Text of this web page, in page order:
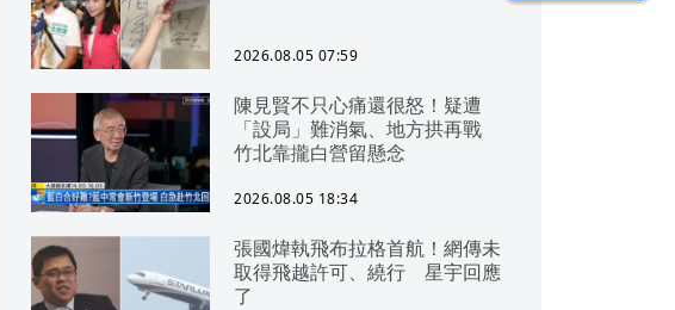
2026.08.05 07:59
陳見賢不只心痛還很怒！疑遭
「設局」難消氣、地方拱再戰
竹北靠攏白營留懸念
2026.08.05 18:34
張國煒執飛布拉格首航！網傳未
取得飛越許可、繞行 星宇回應
了